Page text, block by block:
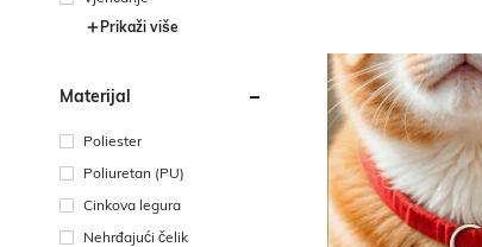
Prikaži više
Materijal
Poliester
Poliuretan (PU)
Cinkova legura
Nehrđajući čelik